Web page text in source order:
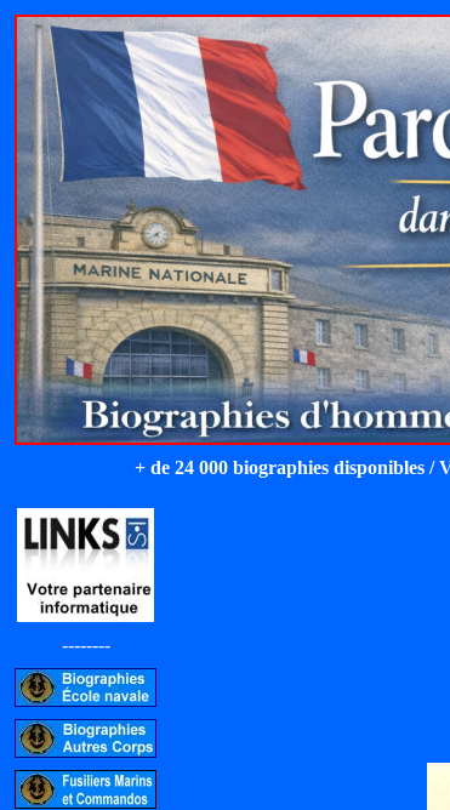
+ de 24 000 biographies disponibles /
--------